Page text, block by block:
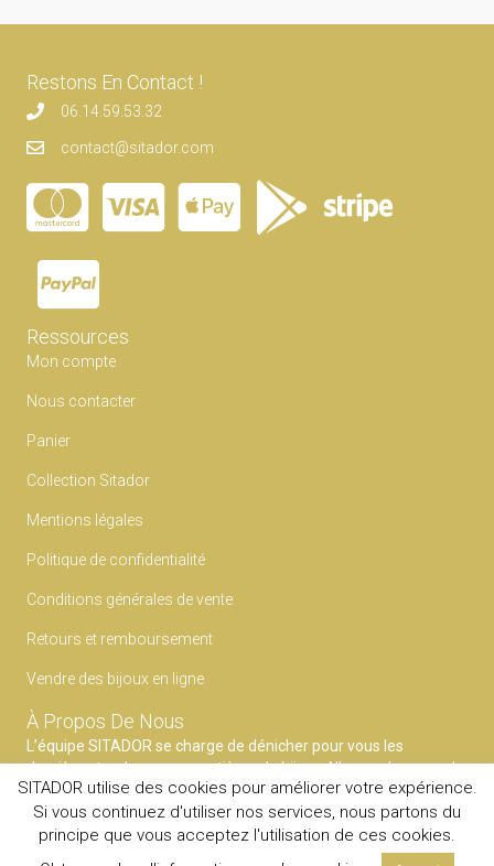
Restons En Contact !
06.14.59.53.32
contact@sitador.com
Ressources
Mon compte
Nous contacter
Panier
Collection Sitador
Mentions légales
Politique de confidentialité
Conditions générales de vente
Retours et remboursement
Vendre des bijoux en ligne
À Propos De Nous
L’équipe SITADOR se charge de dénicher pour vous les
dernières tendances en matières de bijoux. N’ayez plus peur du
faux pas et faites confiance à notre expertise pour mettre en
avant votre style.
SITADOR utilise des cookies pour améliorer votre expérience.
Si vous continuez d'utiliser nos services, nous partons du
principe que vous acceptez l'utilisation de ces cookies.